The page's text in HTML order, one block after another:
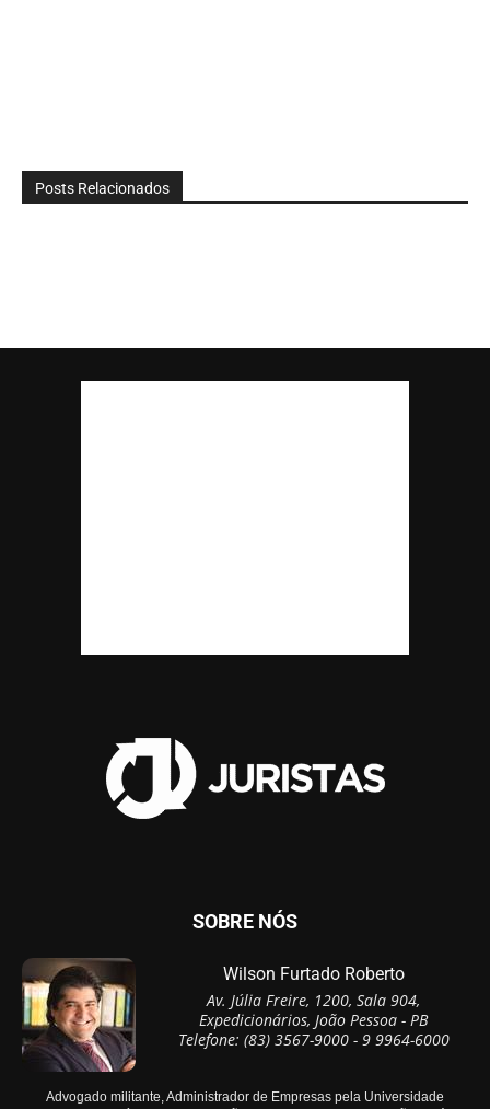
Posts Relacionados
SOBRE NÓS
Wilson Furtado Roberto
Av. Júlia Freire, 1200, Sala 904,
Expedicionários, João Pessoa - PB
Telefone: (83) 3567-9000 - 9 9964-6000
Advogado militante, Administrador de Empresas pela Universidade